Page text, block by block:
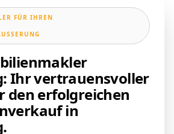
FÜR IHREN
Ihr vertrauensvoller
den erfolgreichen
in